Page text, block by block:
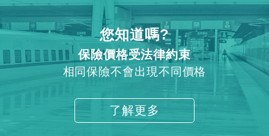
您知道嗎?
保險價格受法律約束
相同保險不會出現不同價格
了解更多